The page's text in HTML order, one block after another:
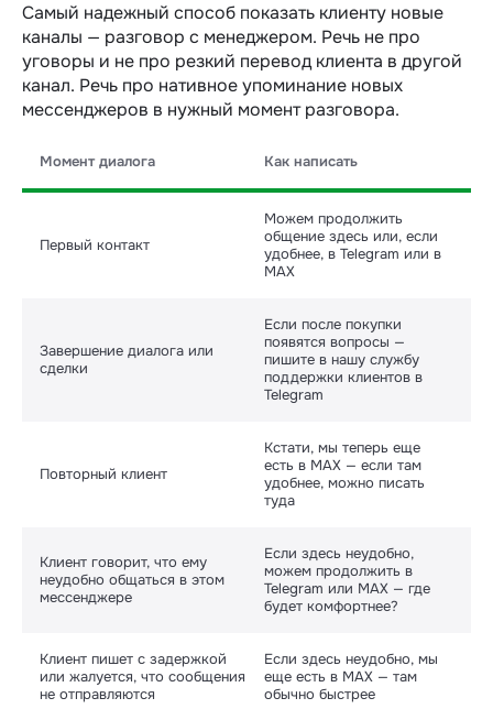
Самый надежный способ показать клиенту новые
каналы — разговор с менеджером. Речь не про
уговоры и не про резкий перевод клиента в другой
канал. Речь про нативное упоминание новых
мессенджеров в нужный момент разговора.
Момент диалога Как написать
Первый контакт
Можем продолжить
общение здесь или, если
удобнее, в Telegram или в
MAX
Завершение диалога или
сделки
Если после покупки
появятся вопросы —
пишите в нашу службу
поддержки клиентов в
Telegram
Повторный клиент
Кстати, мы теперь еще
есть в MAX — если там
удобнее, можно писать
туда
Клиент говорит, что ему
неудобно общаться в этом
мессенджере
Если здесь неудобно,
можем продолжить в
Telegram или MAX — где
будет комфортнее?
Клиент пишет с задержкой
или жалуется, что сообщения
не отправляются
Если здесь неудобно, мы
еще есть в MAX — там
обычно быстрее